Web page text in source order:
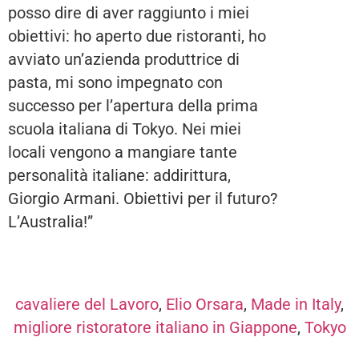
posso dire di aver raggiunto i miei
obiettivi: ho aperto due ristoranti, ho
avviato un’azienda produttrice di
pasta, mi sono impegnato con
successo per l’apertura della prima
scuola italiana di Tokyo. Nei miei
locali vengono a mangiare tante
personalità italiane: addirittura,
Giorgio Armani. Obiettivi per il futuro?
L’Australia!”
cavaliere del Lavoro, Elio Orsara, Made in Italy,
migliore ristoratore italiano in Giappone, Tokyo